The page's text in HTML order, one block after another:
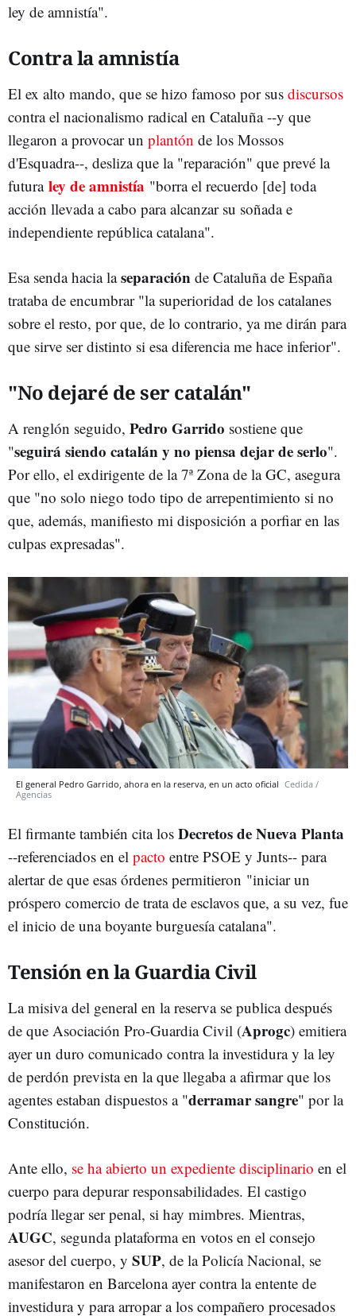
ley de amnistía".
Contra la amnistía
El ex alto mando, que se hizo famoso por sus discursos
contra el nacionalismo radical en Cataluña --y que
llegaron a provocar un plantón de los Mossos
d'Esquadra--, desliza que la "reparación" que prevé la
futura ley de amnistía "borra el recuerdo [de] toda
acción llevada a cabo para alcanzar su soñada e
independiente república catalana".
Esa senda hacia laseparación de Cataluña de España
trataba de encumbrar "la superioridad de los catalanes
sobre el resto, por que, de lo contrario, ya me dirán para
que sirve ser distinto si esa diferencia me hace inferior".
"No dejaré de ser catalán"
A renglón seguido, Pedro Garrido sostiene que
"seguirá siendo catalán y no piensa dejar de serlo".
Por ello, el exdirigente de la 7ª Zona de la GC, asegura
que "no solo niego todo tipo de arrepentimiento si no
que, además, manifiesto mi disposición a porfiar en las
culpas expresadas".
El general Pedro Garrido, ahora en la reserva, en un acto oficial Cedida /
Agencias
El firmante también cita los Decretos de Nueva Planta
--referenciados en el pacto entre PSOE y Junts-- para
alertar de que esas órdenes permitieron "iniciar un
próspero comercio de trata de esclavos que, a su vez, fue
el inicio de una boyante burguesía catalana".
Tensión en la Guardia Civil
La misiva del general en la reserva se publica después
de que Asociación Pro-Guardia Civil (Aprogc) emitiera
ayer un duro comunicado contra la investidura y la ley
de perdón prevista en la que llegaba a afirmar que los
agentes estaban dispuestos a "derramar sangre" por la
Constitución.
Ante ello, se ha abierto un expediente disciplinario en el
cuerpo para depurar responsabilidades. El castigo
podría llegar ser penal, si hay mimbres. Mientras,
AUGC, segunda plataforma en votos en el consejo
asesor del cuerpo, y SUP, de la Policía Nacional, se
manifestaron en Barcelona ayer contra la entente de
investidura y para arropar a los compañero procesados